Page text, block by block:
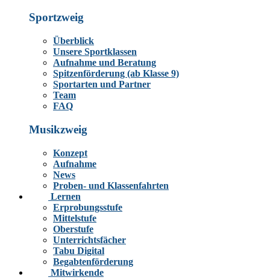
Sportzweig
Überblick
Unsere Sportklassen
Aufnahme und Beratung
Spitzenförderung (ab Klasse 9)
Sportarten und Partner
Team
FAQ
Musikzweig
Konzept
Aufnahme
News
Proben- und Klassenfahrten
Lernen
Erprobungsstufe
Mittelstufe
Oberstufe
Unterrichtsfächer
Tabu Digital
Begabtenförderung
Mitwirkende